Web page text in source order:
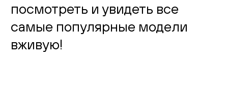
посмотреть и увидеть все
самые популярные модели
вживую!